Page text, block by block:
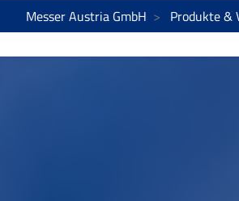
Messer Austria GmbH Produkte &